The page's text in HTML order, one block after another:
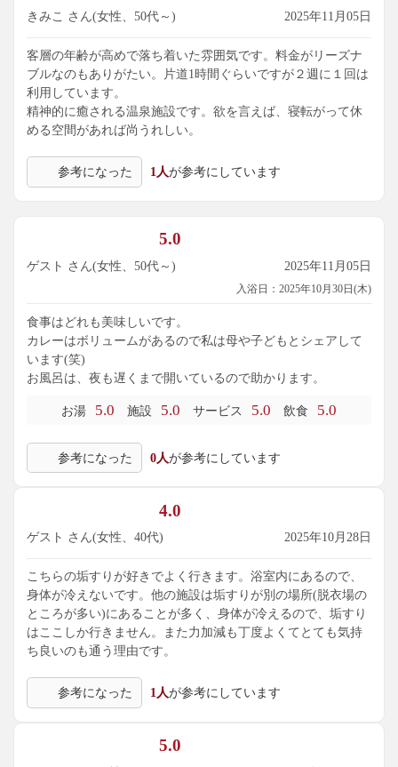
きみこ さん(女性、50代～) 2025年11月05日
客層の年齢が高めで落ち着いた雰囲気です。料金がリーズナ
ブルなのもありがたい。片道1時間ぐらいですが２週に１回は
利用しています。
精神的に癒される温泉施設です。欲を言えば、寝転がって休
める空間があれば尚うれしい。
参考になった 1人が参考にしています
5.0
ゲスト さん(女性、50代～) 2025年11月05日
入浴日：2025年10月30日(木)
食事はどれも美味しいです。
カレーはボリュームがあるので私は母や子どもとシェアして
います(笑)
お風呂は、夜も遅くまで開いているので助かります。
お湯 5.0 施設 5.0 サービス 5.0 飲食 5.0
参考になった 0人が参考にしています
4.0
ゲスト さん(女性、40代) 2025年10月28日
こちらの垢すりが好きでよく行きます。浴室内にあるので、
身体が冷えないです。他の施設は垢すりが別の場所(脱衣場の
ところが多い)にあることが多く、身体が冷えるので、垢すり
はここしか行きません。また力加減も丁度よくてとても気持
ち良いのも通う理由です。
参考になった 1人が参考にしています
5.0